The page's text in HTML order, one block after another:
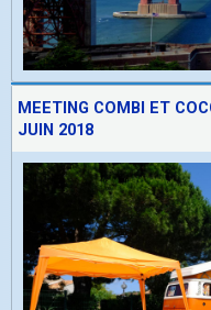
MEETING COMBI ET
JUIN 2018